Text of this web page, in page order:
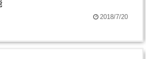
2018/7/20